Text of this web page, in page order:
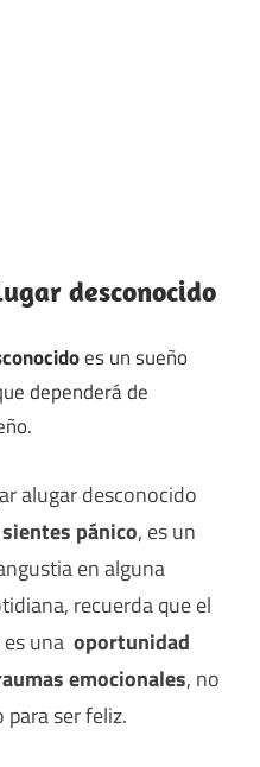
desconocido
es un sueño
dependerá de
alugar desconocido
pánico, es un
en alguna
recuerda que el
una oportunidad
emocionales, no
ser feliz.